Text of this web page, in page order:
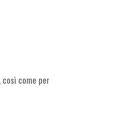
come per